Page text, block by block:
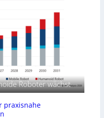
Roboter wächst
praxisnahe